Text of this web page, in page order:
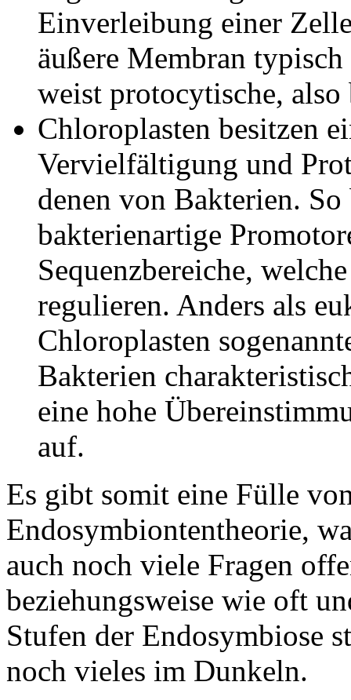
Einverleibung einer
äußere Membran
weist protocytische,
Chloroplasten besitzen
Vervielfältigung und
denen von Bakterien.
bakterienartige
Sequenzbereiche,
regulieren. Anders als
Chloroplasten
Bakterien
eine hohe
auf.
Es gibt somit eine Fülle
Endosymbiontentheorie,
auch noch viele Fragen
beziehungsweise wie oft
Stufen der Endosymbiose
noch vieles im Dunkeln.